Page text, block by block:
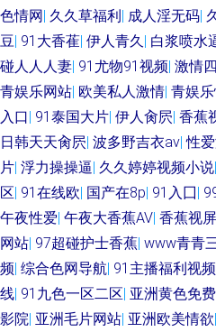
色情网| 久久草福利| 成人淫无码|
豆| 91大香萑| 伊人青久| 白浆喷水
碰人人人妻| 91尤物91视频| 激情
青娱乐网站| 欧美私人激情| 青娱
入口| 91泰国大片| 伊人肏屄| 香蕉
日韩天天肏屄| 波多野吉衣av|性
片| 浮力操操逼| 久久婷婷视频小说|
区| 91在线欧| 国产在8p| 91入囗|
午夜性爱| 午夜大香蕉AV| 香蕉视
网站| 97超碰护士香蕉| www青青
频| 综合色网导航| 91主播福利视频
线| 91九色一区二区| 亚洲黄色免
影院| 亚洲毛片网站| 亚洲欧美情欲|